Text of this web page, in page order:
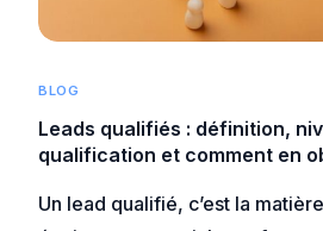
BLOG
Leads qualifiés : définition,
qualification et comment en
Un lead qualifié, c’est la